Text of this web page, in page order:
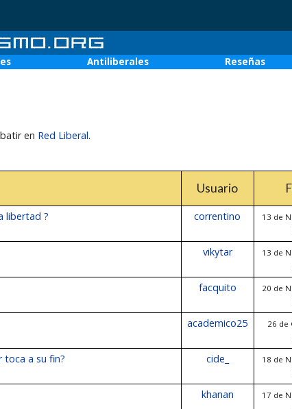
Antiliberales Reseñas
en Red Liberal.
Usuario
libertad ? correntino
13 de
vikytar
13 de
facquito
20 de
academico25
26 de
toca a su fin? cide_
18 de
khanan
17 de